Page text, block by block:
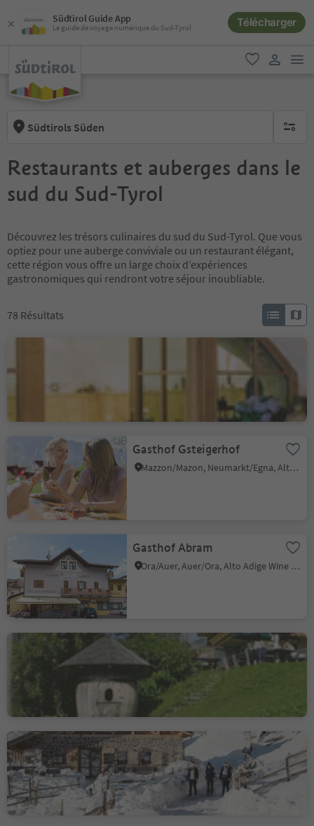
Südtirol Guide App
Le guide de voyage numérique du Sud-Tyrol Télécharger
favori
Südtirols Süden aucun
Restaurants et auberges dans le
sud du Sud-Tyrol
Découvrez les trésors culinaires du sud du Sud-Tyrol. Que vous
optiez pour une auberge conviviale ou un restaurant élégant,
cette région vous offre un large choix d’expériences
gastronomiques qui rendront votre séjour inoubliable.
78 Résultats
Cortina s.s.d.V./Kurtinig, Kurtinig an der Weinstraße/Cortina sulla Strada del Vino, Alto Adige Wine Road
Gasthof Gsteigerhof
Mazzon/Mazon, Neumarkt/Egna, Alto Adige Wine Road
Gasthof Abram
Ora/Auer, Auer/Ora, Alto Adige Wine Road
Gasthof Schmiederalm
Aldino/Aldein, Aldein/Aldino
Cisloner Alm
Trodena/Truden, Truden/Trodena